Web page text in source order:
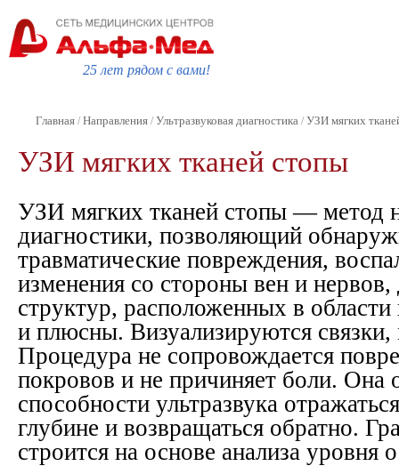
25 лет рядом с вами!
Главная / Направления / Ультразвуковая диагностика / УЗИ мягких
УЗИ мягких тканей стопы
УЗИ мягких тканей стопы — метод
диагностики, позволяющий
травматические повреждения,
изменения со стороны вен и
структур, расположенных в области
и плюсны. Визуализируются
Процедура не сопровождается
покровов и не причиняет боли. Она
способности ультразвука
глубине и возвращаться обратно.
строится на основе анализа уровня